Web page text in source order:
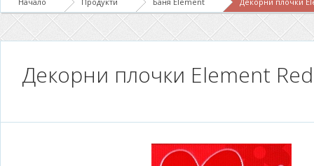
Декорни плочки Element Red